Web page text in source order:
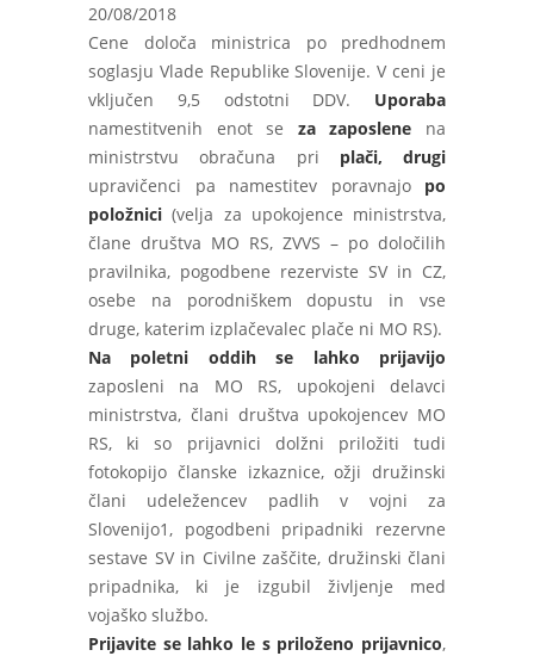
20/08/2018
Cene določa ministrica po predhodnem
soglasju Vlade Republike Slovenije. V ceni je
vključen 9,5 odstotni DDV. Uporaba
namestitvenih enot se za zaposlene na
ministrstvu obračuna pri plači, drugi
upravičenci pa namestitev poravnajo po
položnici (velja za upokojence ministrstva,
člane društva MO RS, ZVVS – po določilih
pravilnika, pogodbene rezerviste SV in CZ,
osebe na porodniškem dopustu in vse
druge, katerim izplačevalec plače ni MO RS).
Na poletni oddih se lahko prijavijo
zaposleni na MO RS, upokojeni delavci
ministrstva, člani društva upokojencev MO
RS, ki so prijavnici dolžni priložiti tudi
fotokopijo članske izkaznice, ožji družinski
člani udeležencev padlih v vojni za
Slovenijo1, pogodbeni pripadniki rezervne
sestave SV in Civilne zaščite, družinski člani
pripadnika, ki je izgubil življenje med
vojaško službo.
Prijavite se lahko le s priloženo prijavnico,